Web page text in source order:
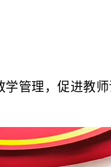
理，促进教